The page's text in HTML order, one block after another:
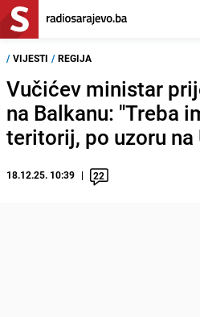
/ VIJESTI / REGIJA
Vučićev ministar
na Balkanu: "Treba
teritorij, po uzoru na
18.12.25. 10:39 22